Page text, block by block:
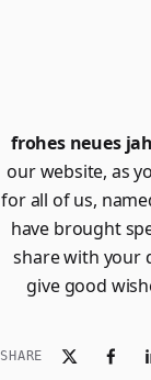
frohes neues
our website, as
for all of us,
have brought
share with your
give good
SHARE